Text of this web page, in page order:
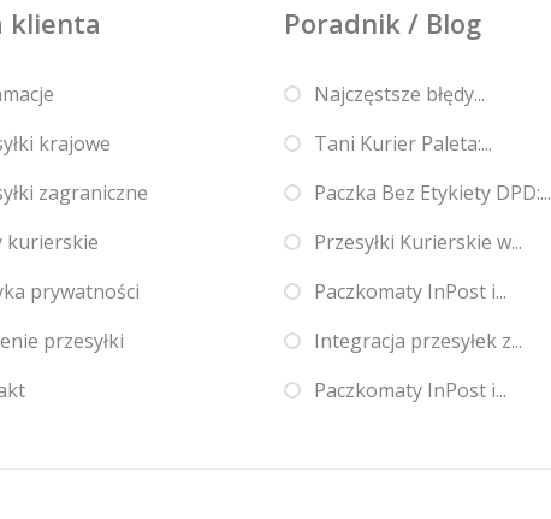
klienta
krajowe
zagraniczne
kurierskie
prywatności
przesyłki
Poradnik / Blog
Najczęstsze błędy...
Tani Kurier Paleta:...
Paczka Bez Etykiety DPD:...
Przesyłki Kurierskie w...
Paczkomaty InPost i...
Integracja przesyłek z...
Paczkomaty InPost i...